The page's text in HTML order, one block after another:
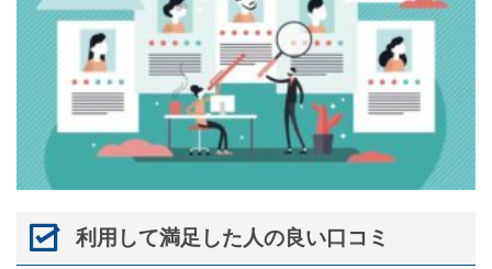
利用して満足した人の良い口コミ